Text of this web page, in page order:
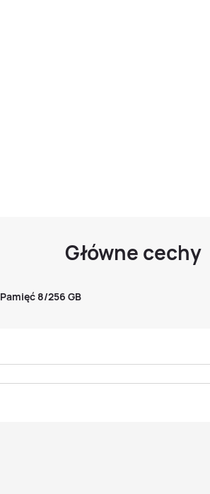
Główne cechy
Pamięć 8/256 GB